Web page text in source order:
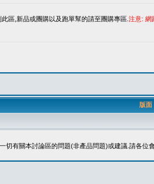
區,新品或團購以及跑單幫的請至團購專區. 注意: 網
版面
切有關本討論區的問題(非產品問題)或建議.請各位